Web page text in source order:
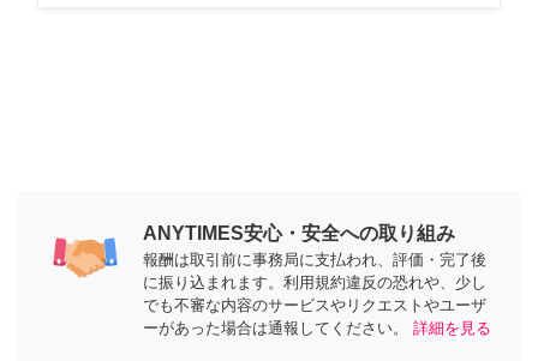
ANYTIMES安心・安全への取り組み
報酬は取引前に事務局に支払われ、評価・完了後
に振り込まれます。利用規約違反の恐れや、少し
でも不審な内容のサービスやリクエストやユーザ
ーがあった場合は通報してください。
詳細を見る